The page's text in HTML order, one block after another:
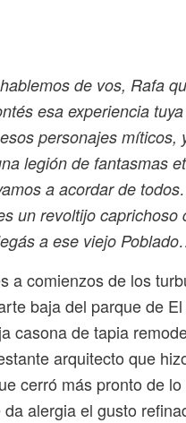
de vos, Rafa
esa experiencia
personajes míticos,
legión de fantasmas
a acordar de
un revoltijo
a ese viejo
a comienzos de los
baja del parque de
casona de tapia
arquitecto que
cerró más pronto de
alergia el gusto